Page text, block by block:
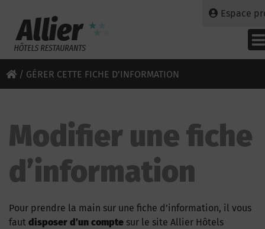
Espace
/ GÉRER CETTE FICHE D’INFORMATION
Modifier une fiche
d’information
Pour prendre la main sur une fiche d’information, il vous
faut disposer d’un compte sur le site Allier Hôtels